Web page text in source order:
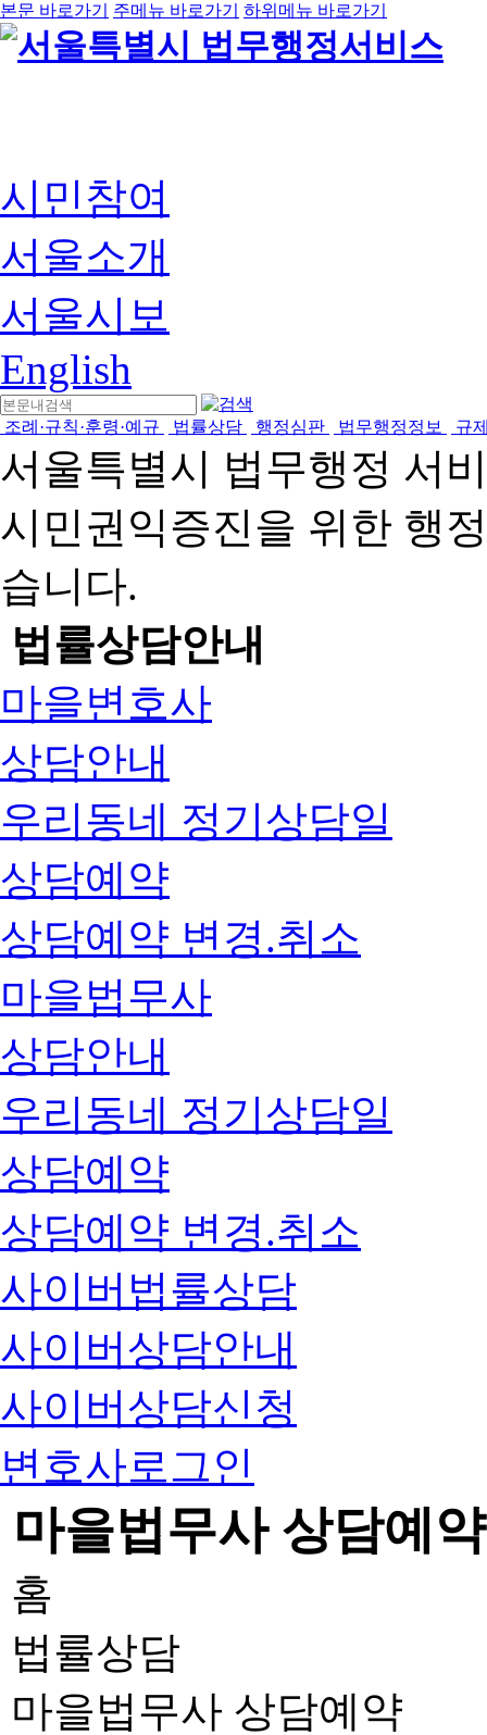
본문 바로가기 주메뉴 바로가기 하위메뉴 바로가기
시민참여
서울소개
서울시보
English
조례·규칙·훈령·예규 법률상담 행정심판 법무행정정보 규
서울특별시 법무행정 서
시민권익증진을 위한 행
습니다.
법률상담안내
마을변호사
상담안내
우리동네 정기상담일
상담예약
상담예약 변경.취소
마을법무사
상담안내
우리동네 정기상담일
상담예약
상담예약 변경.취소
사이버법률상담
사이버상담안내
사이버상담신청
변호사로그인
마을법무사 상담예약
홈
법률상담
마을법무사 상담예약